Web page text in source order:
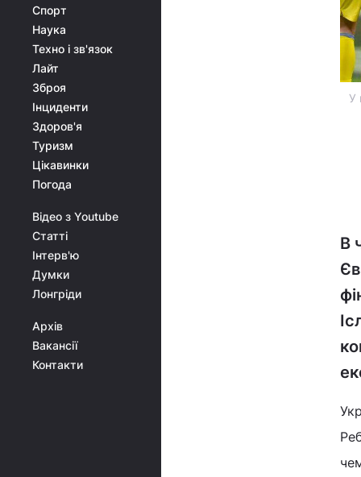
Спорт
Наука
Техно і зв'язок
Лайт
Зброя
Інциденти
Здоров'я
Туризм
Цікавинки
Погода
Відео з Youtube
Статті
Інтерв'ю
Думки
Лонгріди
Архів
Вакансії
Контакти
У
В